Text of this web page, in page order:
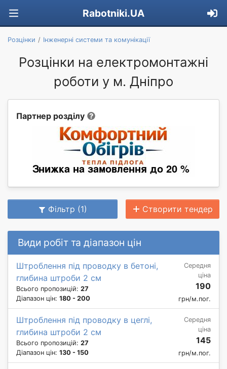
Rabotniki.UA
Розцінки Інженерні системи та комунікації
Розцінки на електромонтажні
роботи у м. Дніпро
Партнер розділу
Фільтр (1) Створити тендер
Види робіт та діапазон цін
Штроблення під проводку в бетоні,
глибина штроби 2 см
Всього пропозицій: 27
Діапазон цін: 180 - 200
Середня
ціна
190
грн/м.пог.
Штроблення під проводку в цеглі,
глибина штроби 2 см
Всього пропозицій: 27
Діапазон цін: 130 - 150
Середня
ціна
145
грн/м.пог.